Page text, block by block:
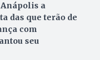
a
das que terão de
com
seu